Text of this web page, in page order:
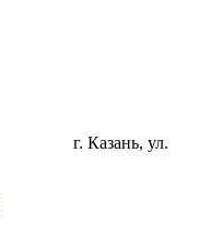
г. Казань, ул.